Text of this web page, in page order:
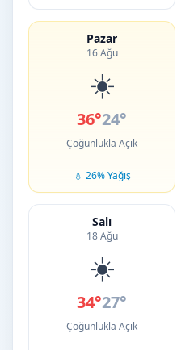
Pazar
16 Ağu
☀️
36°24°
Çoğunlukla Açık
💧 26% Yağış
Salı
18 Ağu
☀️
34°27°
Çoğunlukla Açık